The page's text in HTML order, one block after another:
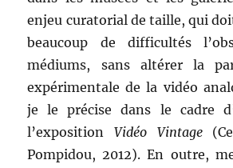
enjeu curatorial de taille, qui
beaucoup de difficultés
médiums, sans altérer la
expérimentale de la vidéo
je le précise dans le cadre
l’exposition Vidéo Vintage
Pompidou, 2012). En outre,